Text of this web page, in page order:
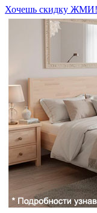
Хочешь скидку